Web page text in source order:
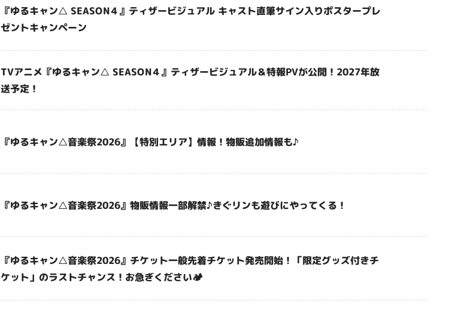
『ゆるキャン△ SEASON４』ティザービジュアル キャスト直筆サイン入りポスタープレ
ゼントキャンペーン
TVアニメ『ゆるキャン△ SEASON４』ティザービジュアル＆特報PVが公開！2027年放
送予定！
『ゆるキャン△音楽祭2026』【特別エリア】情報！物販追加情報も♪
『ゆるキャン△音楽祭2026』物販情報一部解禁♪きぐリンも遊びにやってくる！
『ゆるキャン△音楽祭2026』チケット一般先着チケット発売開始！「限定グッズ付きチ
ケット」のラストチャンス！お急ぎください🏕️